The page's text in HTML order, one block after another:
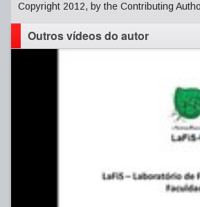
Copyright 2012, by the Contributing
Outros vídeos do autor